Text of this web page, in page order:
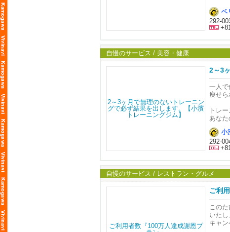
福祉
#訪問
お呼び
お話し
お一人
営業時
9時か
休み
やって
時間
頂き
美容室
届けて
ホー
私の
知っ
だか
ご本人
もう
何も話
マイ
間違
私も普
何も反
普通に
話し
何もわ
見える
同じ
これは
経験
わか
どこ
過ごし
ベ
292-
自慢のサービス / 美容・健康
2～3
一人で
痩せら
トレ
あな
女性
女性パ
～実績
体重
産後
メイ
コー
小
292-
自慢のサービス / レストラン・グルメ
ご利
この
いた
キャン